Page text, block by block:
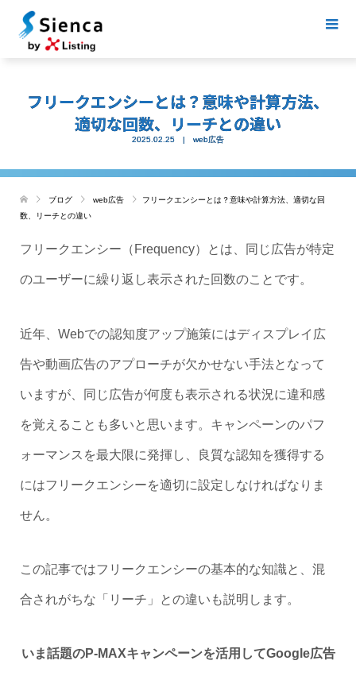
フリークエンシーとは？意味や計算方法、
適切な回数、リーチとの違い
2025.02.25 web広告
ブログ web広告
フリークエンシーとは？意味や計算方法、適切な回
数、リーチとの違い
フリークエンシー（Frequency）とは、同じ広告が特定
のユーザーに繰り返し表示された回数のことです。
近年、Webでの認知度アップ施策にはディスプレイ広
告や動画広告のアプローチが欠かせない手法となって
いますが、同じ広告が何度も表示される状況に違和感
を覚えることも多いと思います。キャンペーンのパフ
ォーマンスを最大限に発揮し、良質な認知を獲得する
にはフリークエンシーを適切に設定しなければなりま
せん。
この記事ではフリークエンシーの基本的な知識と、混
合されがちな「リーチ」との違いも説明します。
いま話題のP-MAXキャンペーンを活用してGoogle広告